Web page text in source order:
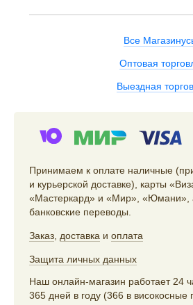
Все
Оптовая
Выездная
Принимаем к оплате наличные
и курьерской доставке), карты
«Мастеркард» и «Мир», «Юмани»,
банковские переводы.
Заказ доставка и оплата
Защита личных данных
Наш онлайн-магазин работает 24
365 дней в году (366 в високосные